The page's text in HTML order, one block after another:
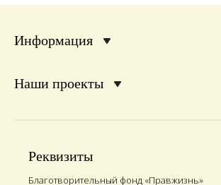
Информация
Наши проекты
Реквизиты
Благотворительный фонд «Правжизнь»